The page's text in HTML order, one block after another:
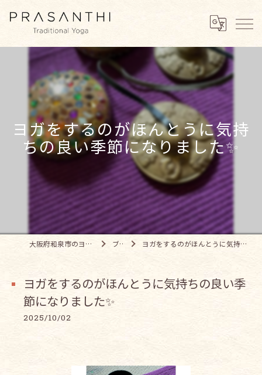
ヨガをするのがほんとうに気持
ちの良い季節になりました✨
大阪府和泉市のヨガならPRASANTHI ブログ ヨガをするのがほんとうに気持ちの良い季節になりました✨
ヨガをするのがほんとうに気持ちの良い季
節になりました✨
2025/10/02